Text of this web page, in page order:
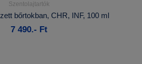
Részletek...
Kosárba
Szentolajtartók
bőrtokban, CHR, INF, 100 ml
7 490.- Ft